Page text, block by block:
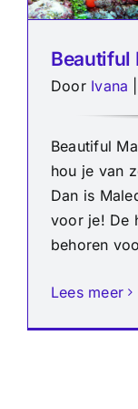
Beautiful
Door Ivana
Beautiful
hou je van
Dan is
voor je! De
behoren
Lees meer